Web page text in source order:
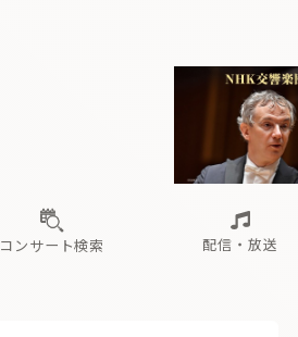
コンサート検索 配信・放送
Aからの眺望